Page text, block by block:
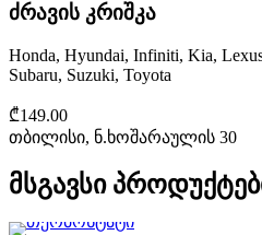
ძრავის კრიშკა
Honda, Hyundai, Infiniti, Kia,
Subaru, Suzuki, Toyota
₾149.00
თბილისი, ნ.ხოშარაულის 30
მსგავსი